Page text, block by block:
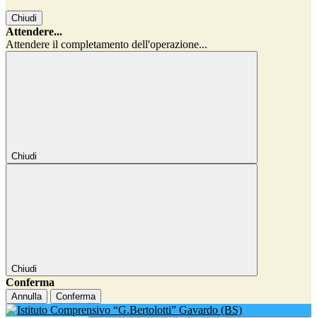
Chiudi
Attendere...
Attendere il completamento dell'operazione...
Chiudi
Chiudi
Conferma
Annulla Conferma